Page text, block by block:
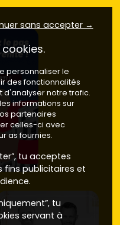
sans accepter →
personnaliser le
des fonctionnalités
d'analyser notre trafic.
informations sur
partenaires
celles-ci avec
as fournies.
tu acceptes
fins publicitaires et
tu
servant à